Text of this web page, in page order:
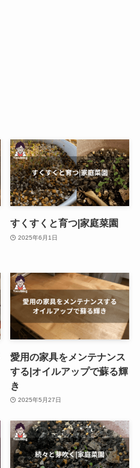
すくすくと育つ|家庭菜園
2025年6月1日
愛用の家具をメンテナンス
する|オイルアップで蘇る輝
き
2025年5月27日